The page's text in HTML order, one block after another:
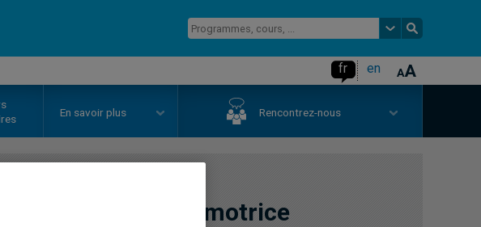
fr en
En savoir plus Rencontrez-nous
perceptivomotrice